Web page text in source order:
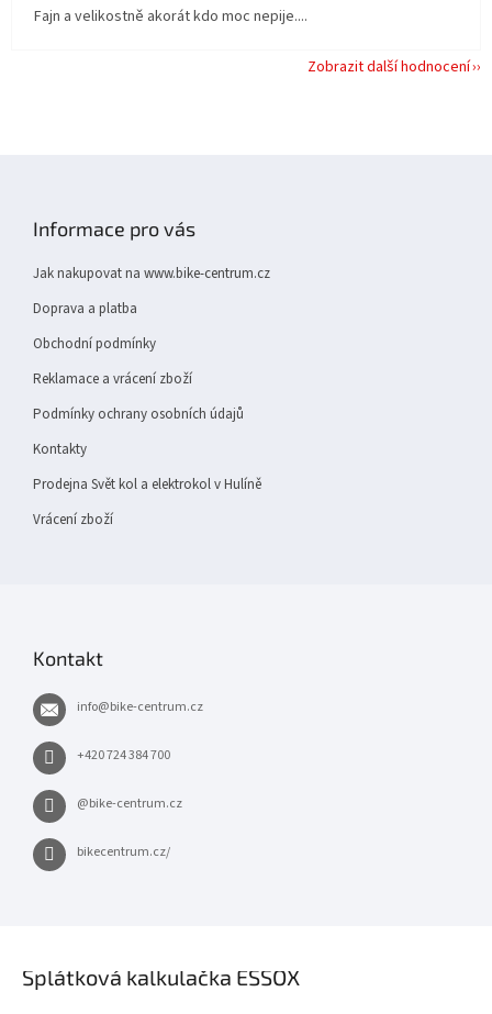
Fajn a velikostně akorát kdo moc nepije....
Zobrazit další hodnocení
Informace pro vás
Jak nakupovat na www.bike-centrum.cz
Doprava a platba
Obchodní podmínky
Reklamace a vrácení zboží
Podmínky ochrany osobních údajů
Kontakty
Prodejna Svět kol a elektrokol v Hulíně
Vrácení zboží
Kontakt
info@bike-centrum.cz
+420 724 384 700
@bike-centrum.cz
bikecentrum.cz/
Splátková kalkulačka ESSOX